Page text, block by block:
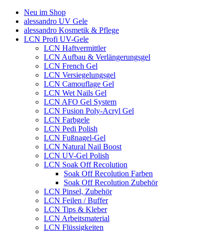
Neu im Shop
alessandro UV Gele
alessandro Kosmetik & Pflege
LCN Profi UV-Gele
LCN Haftvermittler
LCN Aufbau & Verlängerungsgel
LCN French Gel
LCN Versiegelungsgel
LCN Camouflage Gel
LCN Wet Nails Gel
LCN AFO Gel System
LCN Fusion Poly-Acryl Gel
LCN Farbgele
LCN Pedi Polish
LCN Fußnagel-Gel
LCN Natural Nail Boost
LCN UV-Gel Polish
LCN Soak Off Recolution
Soak Off Recolution Farben
Soak Off Recolution Zubehör
LCN Pinsel, Zubehör
LCN Feilen / Buffer
LCN Tips & Kleber
LCN Arbeitsmaterial
LCN Flüssigkeiten